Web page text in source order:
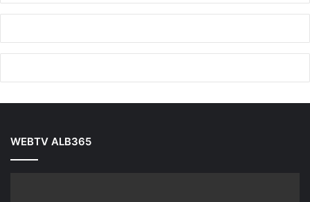
WEBTV ALB365